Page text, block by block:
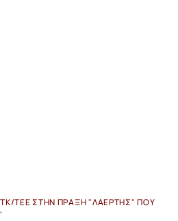
ΤΕΕ ΣΤΗΝ ΠΡΆΞΗ "ΛΑΕΡΤΗΣ" ΠΟΥ